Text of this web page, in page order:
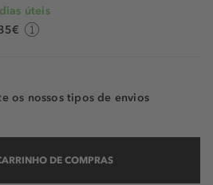
úteis
os nossos tipos de envios
DE COMPRAS